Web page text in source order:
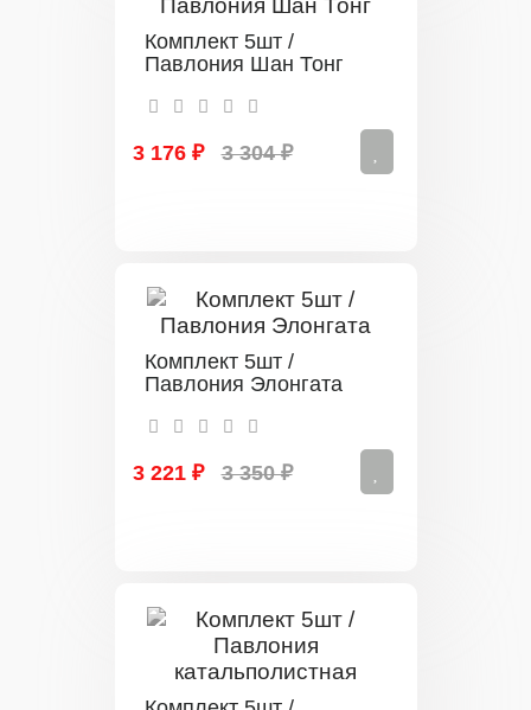
Комплект 5шт /
Павлония Шан Тонг
3 176 ₽ 3 304 ₽
Комплект 5шт /
Павлония Элонгата
3 221 ₽ 3 350 ₽